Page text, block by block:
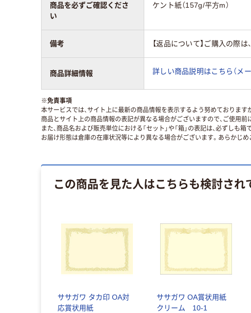
商品を必ずご確認くださ
い
ケント紙（157g/平方m）
備考 【返品について】ご購入の際
商品詳細情報 詳しい商品説明はこちら（メー
※免責事項
本サービスでは、サイト上に最新の商品情報を表示するよう努めております
商品とサイト上の商品情報の表記が異なる場合がございますので、ご使用
また、商品名および販売単位における「セット」や「箱」の表記は、必ずしも
お届け形態は倉庫の在庫状況等により異なる場合がございます。あらかじめ
この商品を見た人はこちらも検討され
ササガワ タカ印 OA対
応賞状用紙
ササガワ OA賞状用紙
クリーム 10-1